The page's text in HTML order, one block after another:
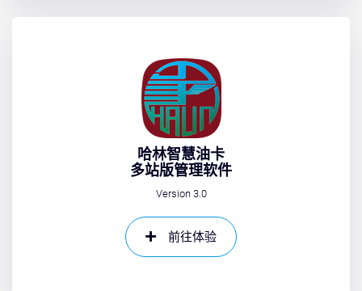
哈林智慧油卡
多站版管理软件
Version 3.0
前往体验